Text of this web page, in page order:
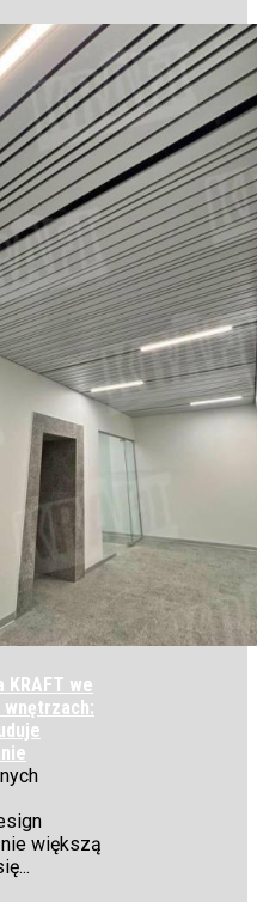
KRAFT we
wnętrzach:
większą